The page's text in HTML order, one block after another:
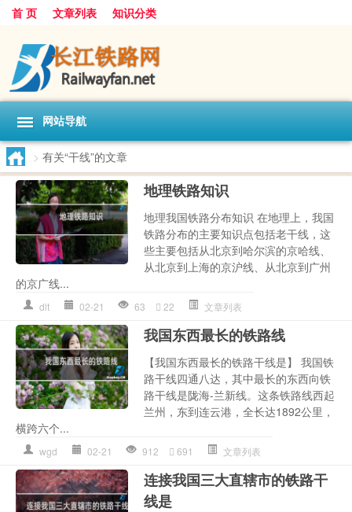
首 页 文章列表 知识分类
网站导航
> 有关“干线”的文章
地理铁路知识
地理我国铁路分布知识 在地理上，我国
铁路分布的主要知识点包括老干线，这
些主要包括从北京到哈尔滨的京哈线、
从北京到上海的京沪线、从北京到广州
的京广线...
dlt 02-21 63 22 文章列表
我国东西最长的铁路线
【我国东西最长的铁路干线是】 我国铁
路干线四通八达，其中最长的东西向铁
路干线是陇海-兰新线。这条铁路线西起
兰州，东到连云港，全长达1892公里，
横跨六个...
wgd 02-21 912 691 文章列表
连接我国三大直辖市的铁路干
线是